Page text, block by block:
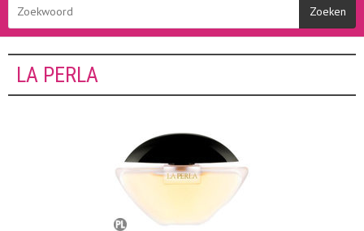
LA PERLA